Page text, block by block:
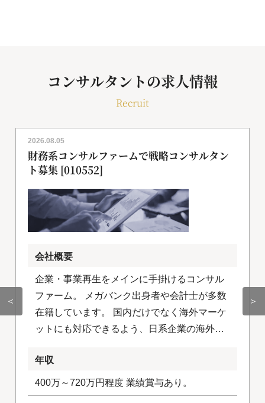
コンサルタントの求人情報
Recruit
＜
2026.08.05
財務系コンサルファームで戦略コンサルタン
ト募集 [010552]
会社概要
企業・事業再生をメインに手掛けるコンサル
ファーム。 メガバンク出身者や会計士が多数
在籍しています。 国内だけでなく海外マーケ
ットにも対応できるよう、日系企業の海外進
す。
年収
400万～720万円程度 業績賞与あり。
＞